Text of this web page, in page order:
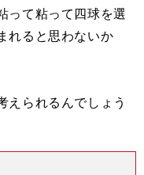
って粘って四球を選
れると思わないか
えられるんでしょう